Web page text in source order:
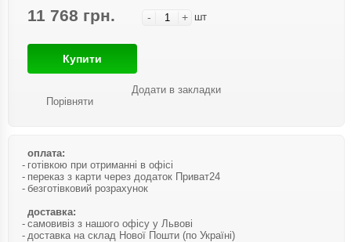
11 768 грн. - + шт
Купити
Порівняти
Додати в закладки
оплата:
готівкою при отриманні в офісі
переказ з карти через додаток Приват24
безготівковий розрахунок
доставка:
самовивіз з нашого офісу у Львові
доставка на склад Нової Пошти (по Україні)